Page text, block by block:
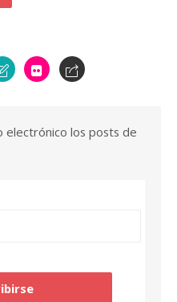
electrónico los posts de